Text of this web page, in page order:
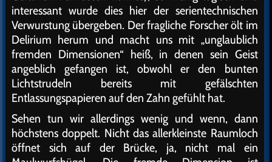
interessant wurde dies hier der serientechnischen
Verwurstung übergeben. Der fragliche Forscher ölt im
Delirium herum und macht uns mit „unglaublich
fremden Dimensionen“ heiß, in denen sein Geist
angeblich gefangen ist, obwohl er den bunten
Lichtstrudeln bereits mit gefälschten
Entlassungspapieren auf den Zahn gefühlt hat.
Sehen tun wir allerdings wenig und wenn, dann
höchstens doppelt. Nicht das allerkleinste Raumloch
öffnet sich auf der Brücke, ja, nicht mal ein